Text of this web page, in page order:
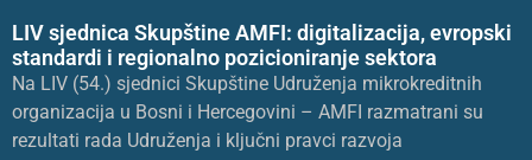
LIV sjednica Skupštine AMFI: digitalizacija, evropski
standardi i regionalno pozicioniranje sektora
Na LIV (54.) sjednici Skupštine Udruženja mikrokreditnih
organizacija u Bosni i Hercegovini – AMFI razmatrani su
rezultati rada Udruženja i ključni pravci razvoja